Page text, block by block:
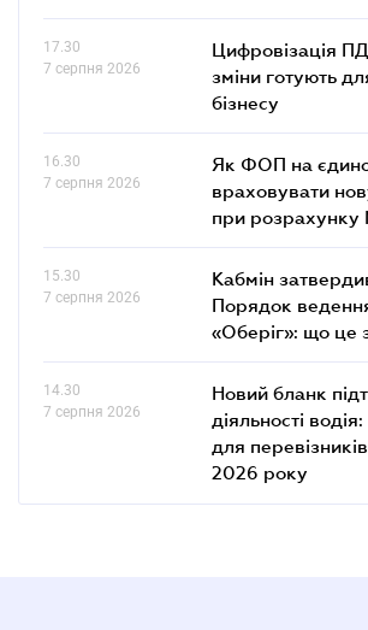
17.30
7 серпня 2026
Цифровізація
зміни готують
бізнесу
16.30
7 серпня 2026
Як ФОП на
враховувати
при
15.30
7 серпня 2026
Кабмін
Порядок
«Оберіг»: що це
14.30
7 серпня 2026
Новий бланк
діяльності
для
2026 року